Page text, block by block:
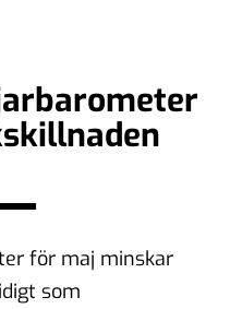
för maj minskar
som